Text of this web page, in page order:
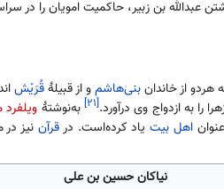
از خاندانبنی‌هاشمو از قبیلهٔقُرَیْش
به ازدواج وی درآورد.[۲۱] به‌نوشتهٔ ویلفرد
اهل بیتیاد کرده‌است. درقرآننیز در
نیاکان حسین بن علی